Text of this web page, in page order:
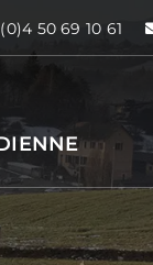
50 69 10 61